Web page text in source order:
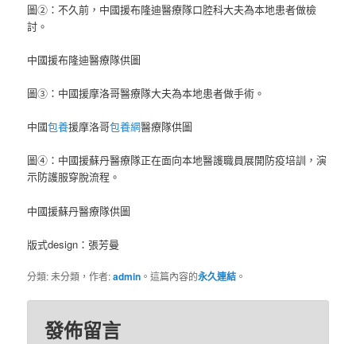
圖②：不久前，中國援布隆迪醫療隊口腔科大夫為本地患者做檢
討。
中國援布隆迪醫療隊供圖
圖③：中國援摩洛哥醫療隊大夫為本地患者做手術。
中國包養援摩洛哥包養網醫療隊供圖
圖④：中國援蘇丹醫療隊正在面向本地醫護職員展開防疫培訓，演
示防護服穿脫流程。
中國援蘇丹醫療隊供圖
版式design：張芳曼
分類: 未分類，作者:admin 。這篇內容的永久連結 。
發佈留言